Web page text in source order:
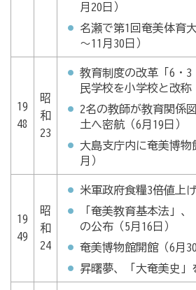
月20日）
名瀬で第1回奄美体育
～11月30日）
19
48
昭
和
23
教育制度の改革「6・3
民学校を小学校と改称
2名の教師が教育関係
土へ密航（6月19日）
大島支庁内に奄美博物
月）
19
49
昭
和
24
米軍政府食糧3倍値上
「奄美教育基本法」、
の公布（5月16日）
奄美博物館開館（6月30
昇曙夢、「大奄美史」